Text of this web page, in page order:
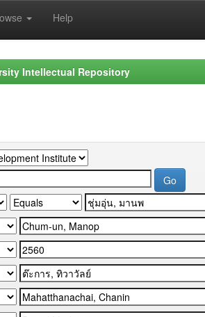
Help
Intellectual Repository